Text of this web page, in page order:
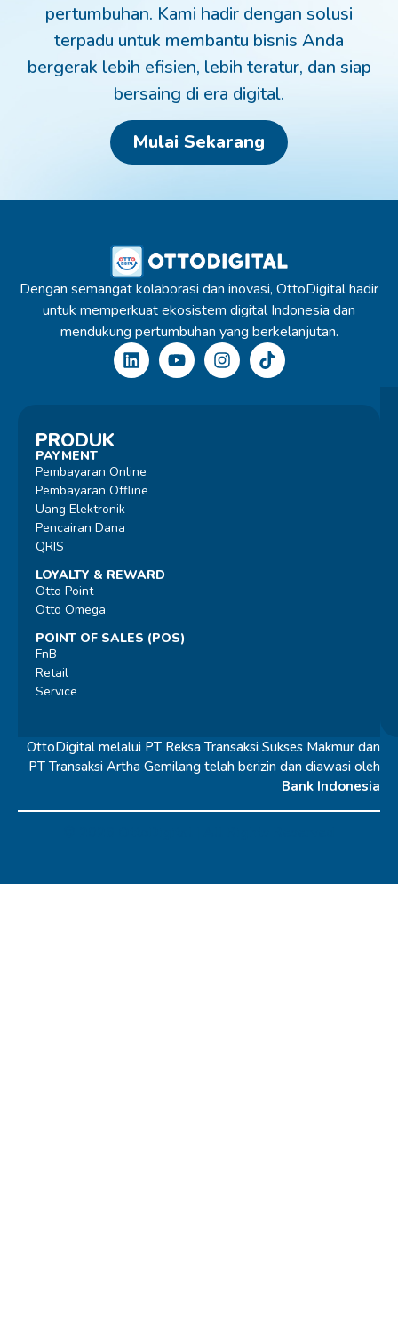
pertumbuhan. Kami hadir dengan solusi
terpadu untuk membantu bisnis Anda
bergerak lebih efisien, lebih teratur, dan siap
bersaing di era digital.
Mulai Sekarang
Dengan semangat kolaborasi dan inovasi, OttoDigital hadir
untuk memperkuat ekosistem digital Indonesia dan
mendukung pertumbuhan yang berkelanjutan.
PRODUK
PAYMENT
Pembayaran Online
Pembayaran Offline
Uang Elektronik
Pencairan Dana
QRIS
LOYALTY & REWARD
Otto Point
Otto Omega
POINT OF SALES (POS)
FnB
Retail
Service
OttoDigital melalui PT Reksa Transaksi Sukses Makmur dan
PT Transaksi Artha Gemilang telah berizin dan diawasi oleh
Bank Indonesia